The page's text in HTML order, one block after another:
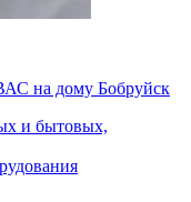
на дому Бобруйск
и бытовых,